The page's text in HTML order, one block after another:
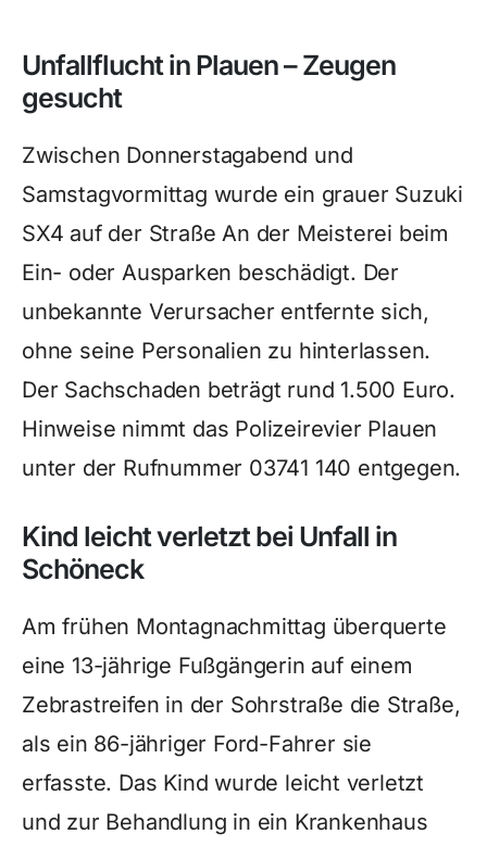
Unfallflucht in Plauen – Zeugen
gesucht
Zwischen Donnerstagabend und
Samstagvormittag wurde ein grauer Suzuki
SX4 auf der Straße An der Meisterei beim
Ein- oder Ausparken beschädigt. Der
unbekannte Verursacher entfernte sich,
ohne seine Personalien zu hinterlassen.
Der Sachschaden beträgt rund 1.500 Euro.
Hinweise nimmt das Polizeirevier Plauen
unter der Rufnummer 03741 140 entgegen.
Kind leicht verletzt bei Unfall in
Schöneck
Am frühen Montagnachmittag überquerte
eine 13-jährige Fußgängerin auf einem
Zebrastreifen in der Sohrstraße die Straße,
als ein 86-jähriger Ford-Fahrer sie
erfasste. Das Kind wurde leicht verletzt
und zur Behandlung in ein Krankenhaus